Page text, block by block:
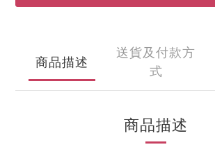
商品描述
送貨及付款方
式
商品描述